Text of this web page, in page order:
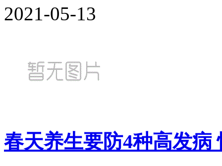
2021-05-13
春天养生要防4种高发病